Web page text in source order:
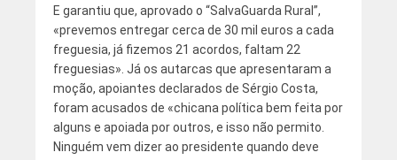
E garantiu que, aprovado o “SalvaGuarda Rural”,
«prevemos entregar cerca de 30 mil euros a cada
freguesia, já fizemos 21 acordos, faltam 22
freguesias». Já os autarcas que apresentaram a
moção, apoiantes declarados de Sérgio Costa,
foram acusados de «chicana política bem feita por
alguns e apoiada por outros, e isso não permito.
Ninguém vem dizer ao presidente quando deve